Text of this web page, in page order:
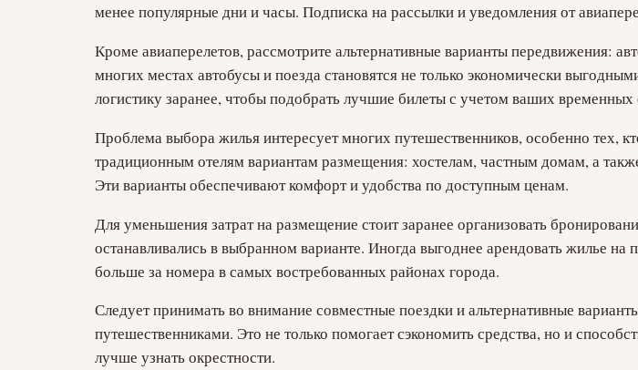
менее популярные дни и часы. Подписка на рассылки и уведомления от
Кроме авиаперелетов, рассмотрите альтернативные варианты передвижения:
многих местах автобусы и поезда становятся не только экономически
логистику заранее, чтобы подобрать лучшие билеты с учетом ваших
Проблема выбора жилья интересует многих путешественников, особенно тех,
традиционным отелям вариантам размещения: хостелам, частным домам, а
Эти варианты обеспечивают комфорт и удобства по доступным ценам.
Для уменьшения затрат на размещение стоит заранее организовать
останавливались в выбранном варианте. Иногда выгоднее арендовать жилье
больше за номера в самых востребованных районах города.
Следует принимать во внимание совместные поездки и альтернативные
путешественниками. Это не только помогает сэкономить средства, но и
лучше узнать окрестности.